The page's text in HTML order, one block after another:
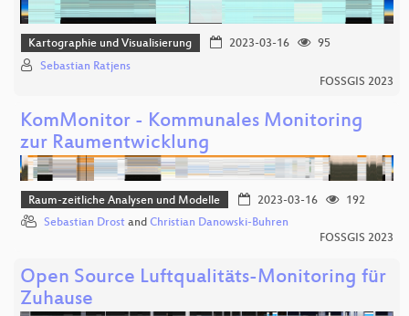
Kartographie und Visualisierung 2023-03-16
95
Sebastian Ratjens
FOSSGIS 2023
KomMonitor - Kommunales Monitoring
zur Raumentwicklung
Raum-zeitliche Analysen und Modelle 2023-03-16
192
Sebastian Drost and Christian Danowski-Buhren
FOSSGIS 2023
Open Source Luftqualitäts-Monitoring für
Zuhause